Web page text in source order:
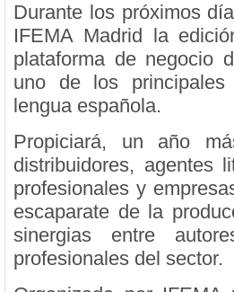
Durante los próximos
IFEMA Madrid la
plataforma de negocio
uno de los
lengua española.
Propiciará, un año
distribuidores, agentes
profesionales y
escaparate de la
sinergias entre
profesionales del sector.